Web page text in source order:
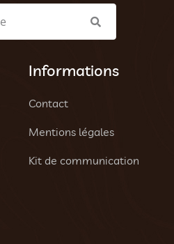
Informations
Contact
Mentions légales
Kit de communication